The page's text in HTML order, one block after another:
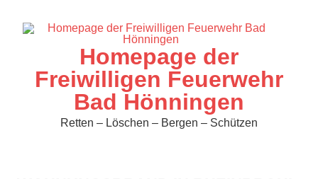
springen
Homepage der
Freiwilligen Feuerwehr
Bad Hönningen
Retten – Löschen – Bergen – Schützen